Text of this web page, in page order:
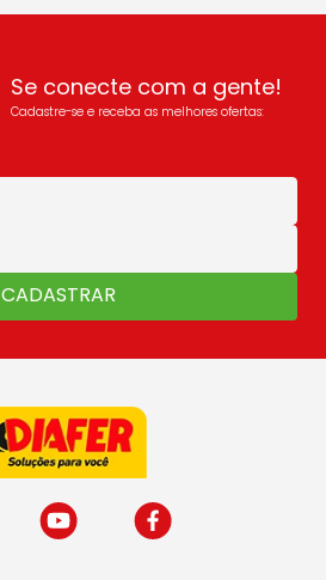
Se conecte com a gente!
Cadastre-se e receba as melhores ofertas:
CADASTRAR